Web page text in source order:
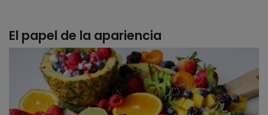
El papel de la apariencia